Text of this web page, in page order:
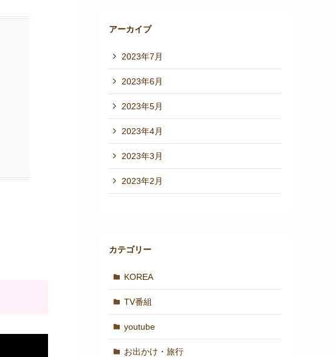
アーカイブ
2023年7月
2023年6月
2023年5月
2023年4月
2023年3月
2023年2月
カテゴリー
KOREA
TV番組
youtube
お出かけ・旅行